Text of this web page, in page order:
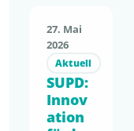
27. Mai
2026
Aktuell
SUPD:
Innov
ation